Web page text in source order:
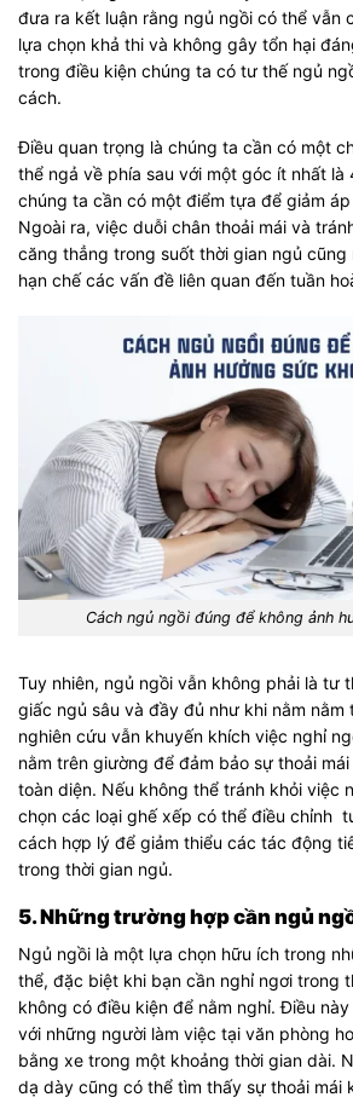
đưa ra kết luận rằng ngủ ngồi có thể vẫn
lựa chọn khả thi và không gây tổn hại
trong điều kiện chúng ta có tư thế ngủ
cách.
Điều quan trọng là chúng ta cần có một
thể ngả về phía sau với một góc ít nhất là
chúng ta cần có một điểm tựa để giảm
Ngoài ra, việc duỗi chân thoải mái và
căng thẳng trong suốt thời gian ngủ
hạn chế các vấn đề liên quan đến tuần
Cách ngủ ngồi đúng để không ảnh
Tuy nhiên, ngủ ngồi vẫn không phải là tư
giấc ngủ sâu và đầy đủ như khi nằm nằm
nghiên cứu vẫn khuyến khích việc nghỉ
nằm trên giường để đảm bảo sự thoải
toàn diện. Nếu không thể tránh khỏi việc
chọn các loại ghế xếp có thể điều chỉnh
cách hợp lý để giảm thiểu các tác động
trong thời gian ngủ.
5. Những trường hợp cần ngủ
Ngủ ngồi là một lựa chọn hữu ích trong
thể, đặc biệt khi bạn cần nghỉ ngơi trong
không có điều kiện để nằm nghỉ. Điều
với những người làm việc tại văn phòng
bằng xe trong một khoảng thời gian dài.
dạ dày cũng có thể tìm thấy sự thoải mái